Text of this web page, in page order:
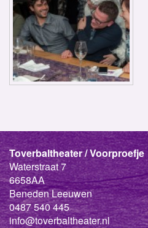
Toverbaltheater / Voorproefje
Waterstraat 7
6658AA
Beneden Leeuwen
0487 540 445
info@toverbaltheater.nl